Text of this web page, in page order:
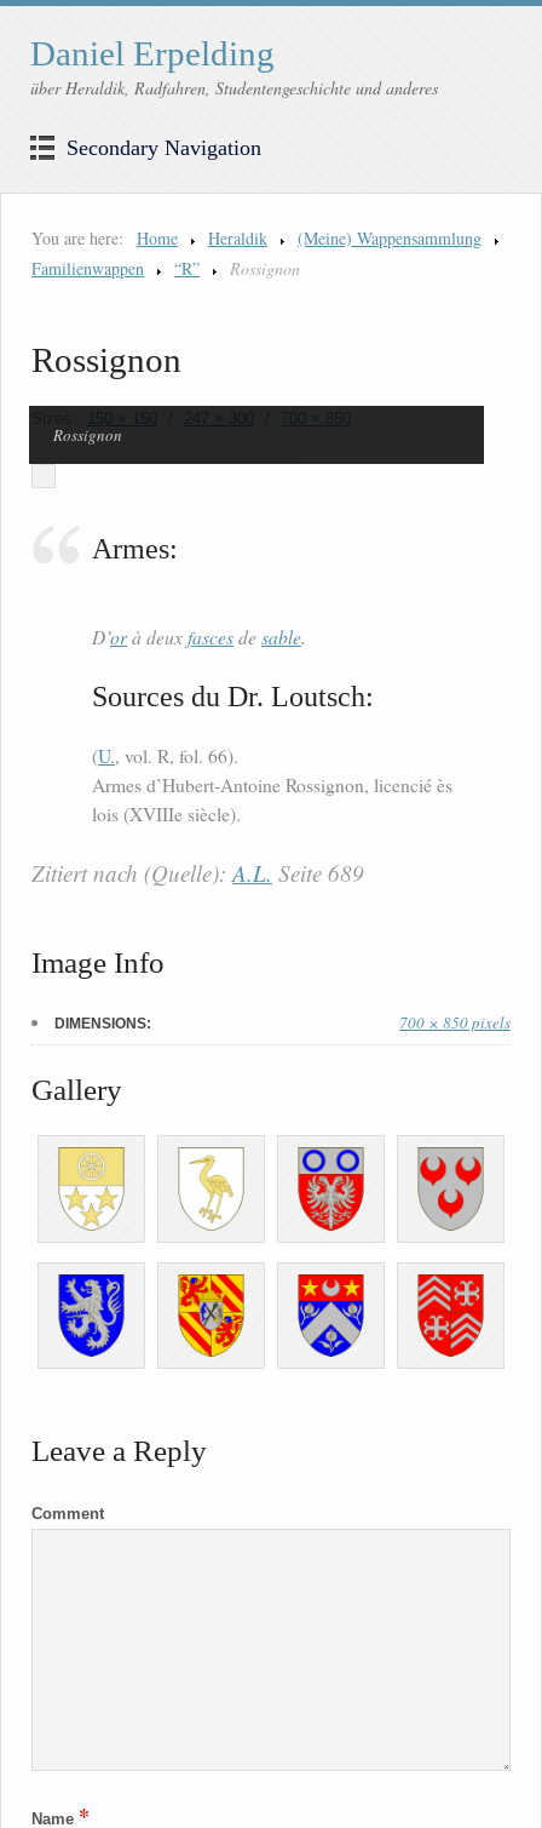
Daniel Erpelding
über Heraldik, Radfahren, Studentengeschichte und anderes
Secondary Navigation
You are here: Home Heraldik
(Meine) Wappensammlung
Familienwappen
“R” Rossignon
Rossignon
150 × 150 247 × 300 700 × 850
Rossignon
Armes:
D’orà deuxfascesdesable.
Sources du Dr. Loutsch:
(U., vol. R, fol. 66).
Armes d’Hubert-Antoine Rossignon, licencié ès
lois (XVIIIe siècle).
Zitiert nach (Quelle):A.L. Seite 689
Image Info
DIMENSIONS: 700 × 850 pixels
Gallery
Leave a Reply
Comment
Name *